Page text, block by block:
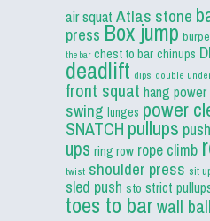
air squat Atlas stone
press Box jump
the bar chest to bar chinups
deadlift dips double
front squat hang power
swing lunges power
SNATCH pullups
ups ring row rope climb
twist shoulder press sit
sled push sto strict
toes to barwall